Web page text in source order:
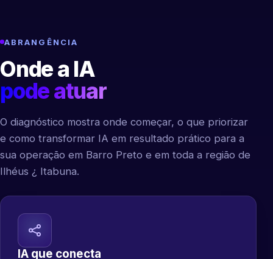
ABRANGÊNCIA
Onde a IA
pode atuar
O diagnóstico mostra onde começar, o que priorizar
e como transformar IA em resultado prático para a
sua operação em Barro Preto e em toda a região de
Ilhéus ¿ Itabuna.
IA que conecta